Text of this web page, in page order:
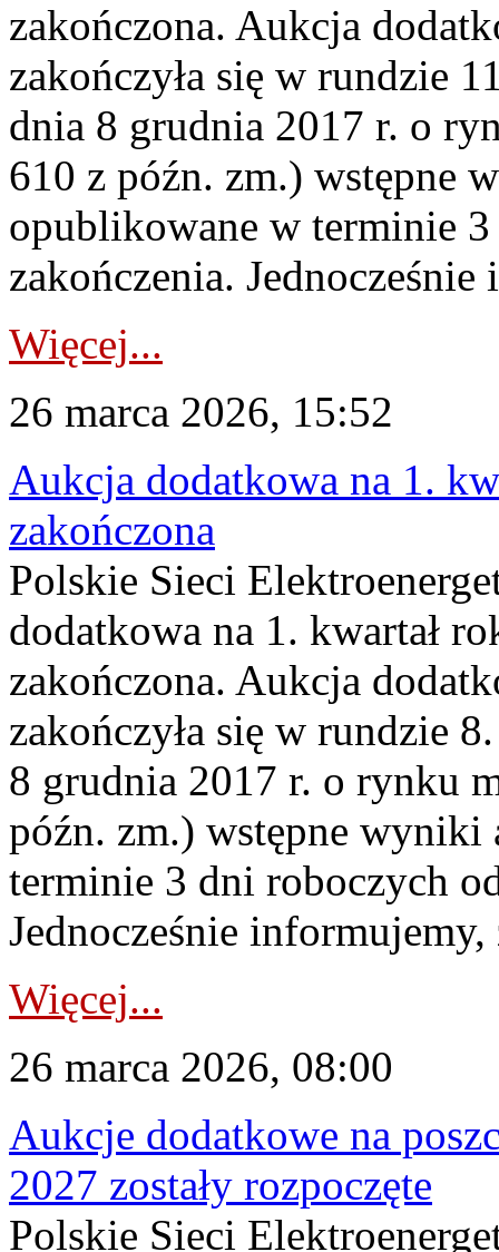
zakończona. Aukcja
zakończyła się w rundzie
dnia 8 grudnia 2017 r. o
610 z późn. zm.) wstępne
opublikowane w terminie
zakończenia.
Więcej...
26 marca 2026, 15:52
Aukcja dodatkowa na 1.
zakończona
Polskie Sieci
dodatkowa na 1. kwartał
zakończona. Aukcja
zakończyła się w rundzie
8 grudnia 2017 r. o rynku
późn. zm.) wstępne
terminie 3 dni roboczych
Jednocześnie informujemy,
Więcej...
26 marca 2026, 08:00
Aukcje dodatkowe na
2027 zostały rozpoczęte
Polskie Sieci